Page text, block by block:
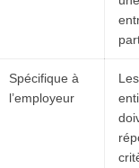
Spécifique à
l’employeur